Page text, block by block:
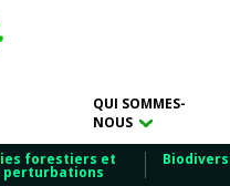
QUI SOMMES-
NOUS
forestiers et
perturbations